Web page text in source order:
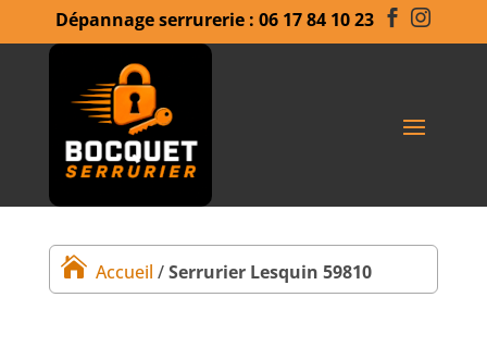
Dépannage serrurerie : 06 17 84 10 23  
 Accueil /Serrurier Lesquin 59810